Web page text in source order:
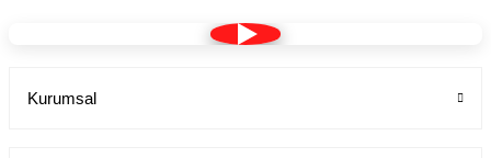
Kurumsal